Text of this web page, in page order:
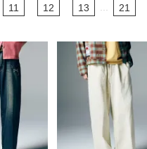
11 12 13 21